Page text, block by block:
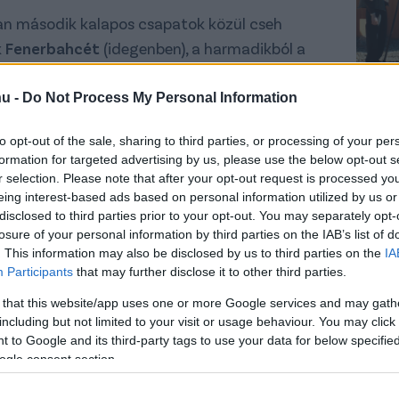
- Do Not Process My Personal Information
opt-out of the sale, sharing to third parties, or processing of your
for targeted advertising by us, please use the below opt-out
selection. Please note that after your opt-out request is processed
interest-based ads based on personal information utilized by us
to third parties prior to your opt-out. You may separately
of your personal information by third parties on the IAB’s list of
This information may also be disclosed by us to third parties on the
Participants that may further disclose it to other third parties.
that this website/app uses one or more Google services and may
but not limited to your visit or usage behaviour. You may
to Google and its third-party tags to use your data for below
consent section.
második kalapos csapatok közül cseh
Fenerbahcét (idegenben), a harmadikból a
Genket(i) kapta ellenfélül.
kérdezte aklubhonlap az
Dénes. –Biztosan lesznek hangulatos
és a Nottingham Forest elleni
több olyan csapattal is játszunk majd
ezek közé tartozik a Ludogorec és a Plzen
izgalmas párharcokat vívtunk itthon és
Ligában. A célunk egyértelmű,
is folytatni a nemzetközi kupában.